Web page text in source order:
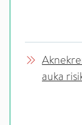
auka